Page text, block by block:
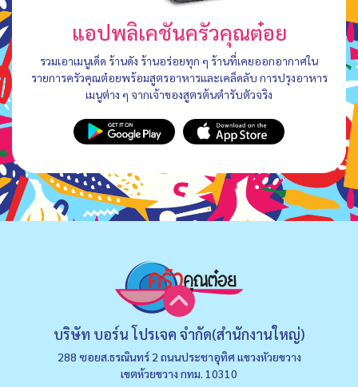
แอปพลิเคชันครัวคุณต๋อย
รวมเอาเมนูเด็ด ร้านดัง ร้านอร่อยทุก ๆ ร้านที่เคยออกอากาศใน
รายการครัวคุณต๋อยพร้อมสูตรอาหารและเคล็ดลับ การปรุงอาหาร
เมนูต่าง ๆ จากเจ้าของสูตรต้นตำรับตัวจริง
บริษัท บอร์น โปรเจค จำกัด(สำนักงานใหญ่)
288 ซอยส.ธรณินทร์ 2 ถนนประชาอุทิศ แขวงหัวยขวาง
เขตห้วยขวาง กทม. 10310